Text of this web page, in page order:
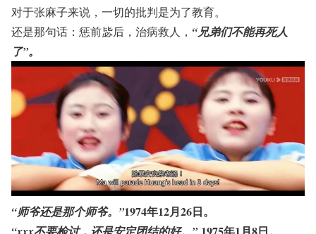
对于张麻子来说，一切的批判是为了教育。
还是那句话：惩前毖后，治病救人， “兄弟们不能再死人
了”。
“师爷还是那个师爷。”1974年12月26日。